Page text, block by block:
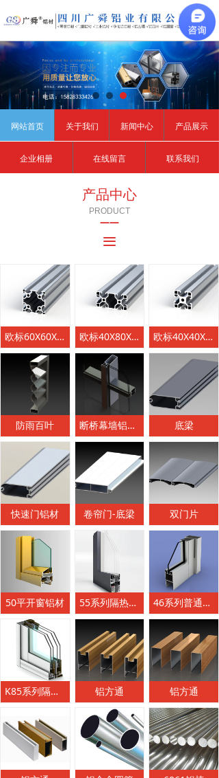
끀
网站首页 关于我们 新闻中心 产品展示
企业相册 在线留言 联系我们
产品中心
PRODUCT
——
欧标60X60X2'2 AX-YS-145 欧标40X80X2'0AX-OB-4080L 欧标40X40X2'0 AX-YS-103
防雨百叶 断桥幕墙铝材系列 底梁
快速门铝材 卷帘门-底梁 双门片
50平开窗铝材 55系列隔热节能外平开窗 46系列普通地弹门
K85系列隔热节能推拉窗 铝方通 铝方通
끀